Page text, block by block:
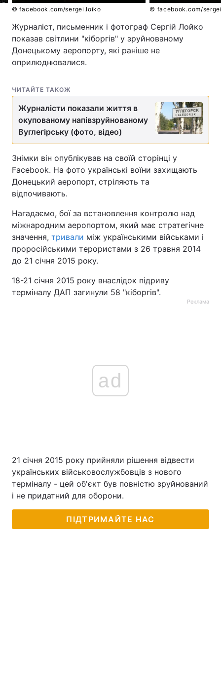
© facebook.com/sergei.loiko © facebook.com/
Журналіст, письменник і фотограф Сергій Лойко
показав світлини "кіборгів" у зруйнованому
Донецькому аеропорту, які раніше не
оприлюднювалися.
ЧИТАЙТЕ ТАКОЖ
Журналісти показали життя в
окупованому напівзруйнованому
Вуглегірську (фото, відео)
Знімки він опублікував на своїй сторінці у
Facebook. На фото українські воїни захищають
Донецький аеропорт, стріляють та
відпочивають.
Нагадаємо, бої за встановлення контролю над
міжнародним аеропортом, який має стратегічне
значення, тривали між українськими військами і
проросійськими терористами з 26 травня 2014
до 21 січня 2015 року.
18-21 січня 2015 року внаслідок підриву
терміналу ДАП загинули 58 "кіборгів".
Реклама
ad
21 січня 2015 року прийняли рішення відвести
українських військовослужбовців з нового
терміналу - цей об'єкт був повністю зруйнований
і не придатний для оборони.
ПІДТРИМАЙТЕ НАС